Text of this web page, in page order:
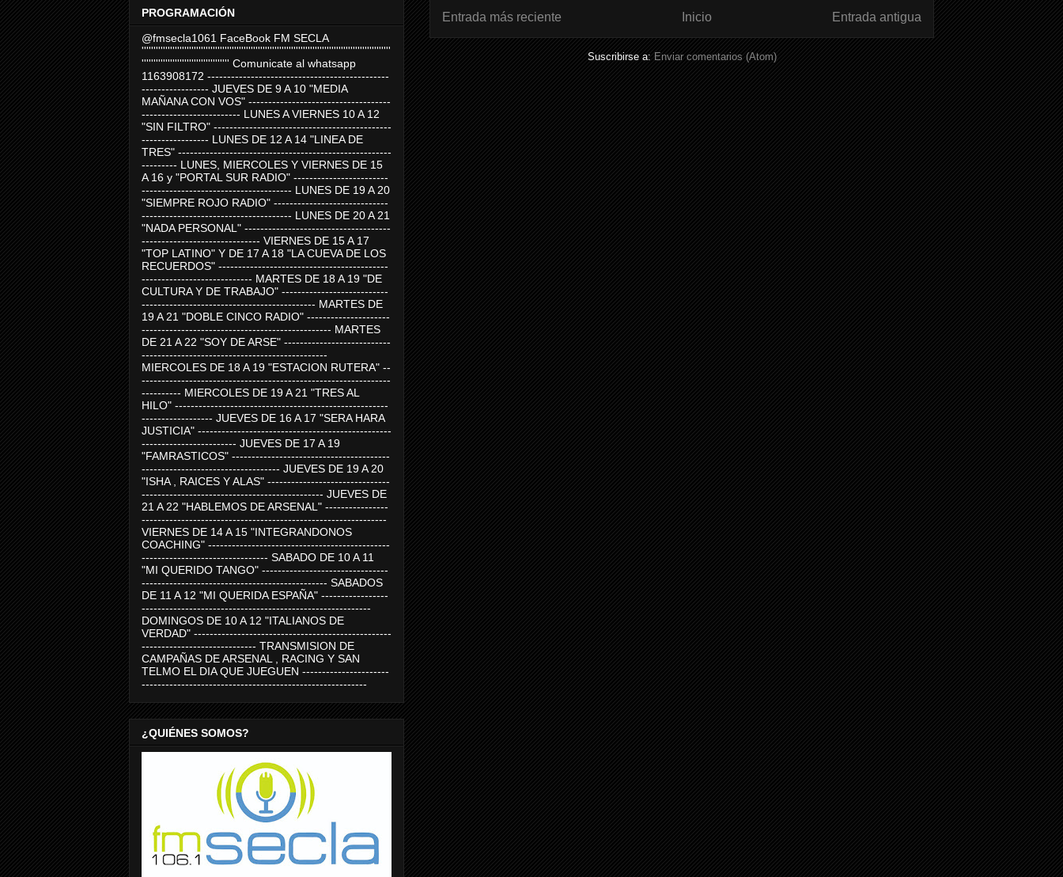
Entrada más reciente Entrada antigua
Inicio
Suscribirse a: Enviar comentarios (Atom)
PROGRAMACIÓN
@fmsecla1061 FaceBook FM SECLA
'''''''''''''''''''''''''''''''''''''''''''''''''''''''''''''''''''''''''''''''''''''''''''''''''''''''''
''''''''''''''''''''''''''''''''''''' Comunicate al whatsapp
1163908172 ----------------------------------------------
----------------- JUEVES DE 9 A 10 "MEDIA
MAÑANA CON VOS" ------------------------------------
------------------------- LUNES A VIERNES 10 A 12
"SIN FILTRO" ---------------------------------------------
----------------- LUNES DE 12 A 14 "LINEA DE
TRES" ------------------------------------------------------
--------- LUNES, MIERCOLES Y VIERNES DE 15
A 16 y "PORTAL SUR RADIO" ------------------------
-------------------------------------- LUNES DE 19 A 20
"SIEMPRE ROJO RADIO" -----------------------------
-------------------------------------- LUNES DE 20 A 21
"NADA PERSONAL" -------------------------------------
------------------------------ VIERNES DE 15 A 17
"TOP LATINO" Y DE 17 A 18 "LA CUEVA DE LOS
RECUERDOS" -------------------------------------------
---------------------------- MARTES DE 18 A 19 "DE
CULTURA Y DE TRABAJO" ---------------------------
-------------------------------------------- MARTES DE
19 A 21 "DOBLE CINCO RADIO" ---------------------
------------------------------------------------ MARTES
DE 21 A 22 "SOY DE ARSE" ---------------------------
-----------------------------------------------
MIERCOLES DE 18 A 19 "ESTACION RUTERA" --
---------------------------------------------------------------
---------- MIERCOLES DE 19 A 21 "TRES AL
HILO" ------------------------------------------------------
------------------ JUEVES DE 16 A 17 "SERA HARA
JUSTICIA" -------------------------------------------------
------------------------ JUEVES DE 17 A 19
"FAMRASTICOS" ----------------------------------------
----------------------------------- JUEVES DE 19 A 20
"ISHA , RAICES Y ALAS" -------------------------------
---------------------------------------------- JUEVES DE
21 A 22 "HABLEMOS DE ARSENAL" ----------------
--------------------------------------------------------------
VIERNES DE 14 A 15 "INTEGRANDONOS
COACHING" ----------------------------------------------
-------------------------------- SABADO DE 10 A 11
"MI QUERIDO TANGO" --------------------------------
----------------------------------------------- SABADOS
DE 11 A 12 "MI QUERIDA ESPAÑA" -----------------
----------------------------------------------------------
DOMINGOS DE 10 A 12 "ITALIANOS DE
VERDAD" --------------------------------------------------
----------------------------- TRANSMISION DE
CAMPAÑAS DE ARSENAL , RACING Y SAN
TELMO EL DIA QUE JUEGUEN ----------------------
---------------------------------------------------------
¿QUIÉNES SOMOS?